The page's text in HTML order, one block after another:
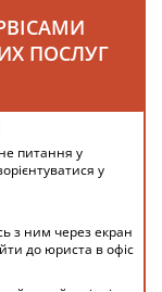
ПОСЛУГ
питання у
у
з ним через екран
до юриста в офіс